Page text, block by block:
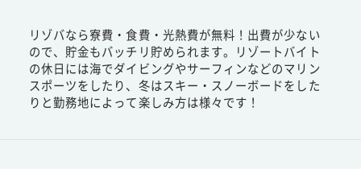
リゾバなら寮費・食費・光熱費が無料！出費が少ない
ので、貯金もバッチリ貯められます。リゾートバイト
の休日には海でダイビングやサーフィンなどのマリン
スポーツをしたり、冬はスキー・スノーボードをした
りと勤務地によって楽しみ方は様々です！